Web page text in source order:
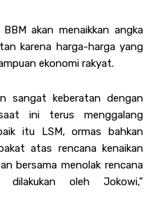
akan menaikkan angka
karena harga-harga yang
ekonomi rakyat.
sangat keberatan dengan
ini terus menggalang
itu LSM, ormas bahkan
atas rencana kenaikan
bersama menolak rencana
oleh Jokowi,”